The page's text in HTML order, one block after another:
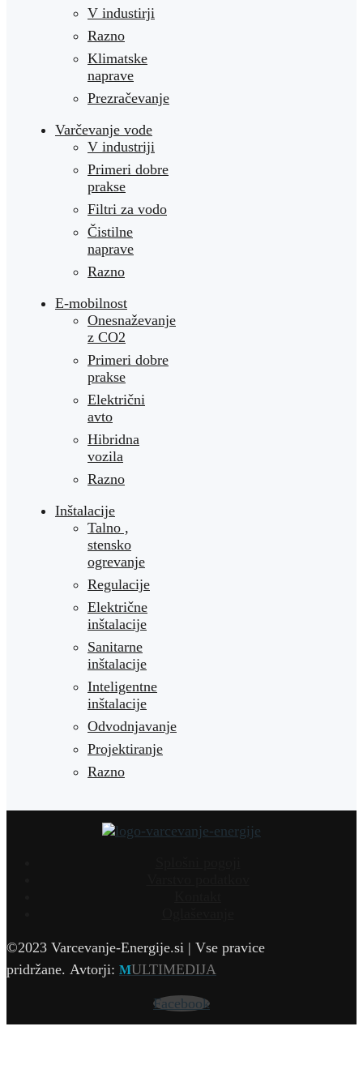
V industirji
Razno
Klimatske
naprave
Prezračevanje
Varčevanje vode
V industriji
Primeri dobre
prakse
Filtri za vodo
Čistilne
naprave
Razno
E-mobilnost
Onesnaževanje
z CO2
Primeri dobre
prakse
Električni
avto
Hibridna
vozila
Razno
Inštalacije
Talno ,
stensko
ogrevanje
Regulacije
Električne
inštalacije
Sanitarne
inštalacije
Inteligentne
inštalacije
Odvodnjavanje
Projektiranje
Razno
©2023 Varcevanje-Energije.si | Vse pravice
pridržane. Avtorji: MULTIMEDIJA
Facebook